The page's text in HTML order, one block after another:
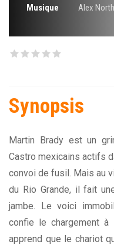
Musique
Alex North
Synopsis
Martin Brady est un
Castro mexicains actifs
convoi de fusil. Mais au
du Rio Grande, il fait
jambe. Le voici
confie le chargement
apprend que le chariot